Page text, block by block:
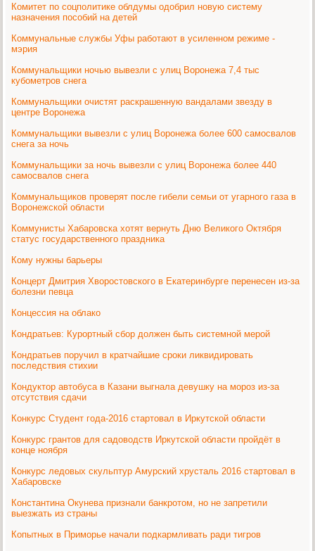
Комитет по соцполитике облдумы одобрил новую систему
назначения пособий на детей
Коммунальные службы Уфы работают в усиленном режиме -
мэрия
Коммунальщики ночью вывезли с улиц Воронежа 7,4 тыс
кубометров снега
Коммунальщики очистят раскрашенную вандалами звезду в
центре Воронежа
Коммунальщики вывезли с улиц Воронежа более 600 самосвалов
снега за ночь
Коммунальщики за ночь вывезли с улиц Воронежа более 440
самосвалов снега
Коммунальщиков проверят после гибели семьи от угарного газа в
Воронежской области
Коммунисты Хабаровска хотят вернуть Дню Великого Октября
статус государственного праздника
Кому нужны барьеры
Концерт Дмитрия Хворостовского в Екатеринбурге перенесен из-за
болезни певца
Концессия на облако
Кондратьев: Курортный сбор должен быть системной мерой
Кондратьев поручил в кратчайшие сроки ликвидировать
последствия стихии
Кондуктор автобуса в Казани выгнала девушку на мороз из-за
отсутствия сдачи
Конкурс Студент года-2016 стартовал в Иркутской области
Конкурс грантов для садоводств Иркутской области пройдёт в
конце ноября
Конкурс ледовых скульптур Амурский хрусталь 2016 стартовал в
Хабаровске
Константина Окунева признали банкротом, но не запретили
выезжать из страны
Копытных в Приморье начали подкармливать ради тигров